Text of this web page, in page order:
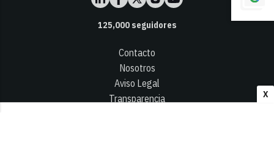
X
125,000seguidores
Contacto
Nosotros
Aviso Legal
Transparencia